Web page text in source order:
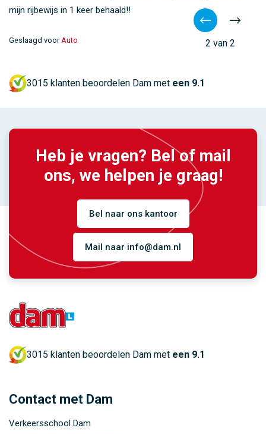
3015 klanten beoordelen Dam met een 9.1
mijn rijbewijs in 1 keer behaald!!
Geslaagd voor Auto
3015 klanten beoordelen Dam met een 9.1
2 van 2
Heb je vragen? Bel of mail
ons, we helpen je graag!
Bel naar ons kantoor
Mail naar info@dam.nl
3015 klanten beoordelen Dam met een 9.1
Contact met Dam
Verkeersschool Dam